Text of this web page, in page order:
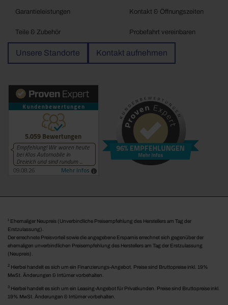
Garantieleistungen
Teile & Zubehör
Kontakt & Öffnungszeiten
Probefahrt vereinbaren
Unsere Standorte Kontakt aufnehmen
1 Ehemaliger Neupreis (Unverbindliche Preisempfehlung des Herstellers am Tag der
Erstzulassung).
Der errechnete Preisvorteil sowie die angegebene Ersparnis errechnet sich gegenüber der
ehemaligen unverbindlichen Preisempfehlung des Herstellers am Tag der Erstzulassung
(Neupreis).
2 Hierbei handelt es sich um ein Finanzierungs-Angebot. Preise sind Bruttopreise inkl. 19%
MwSt. Änderungen & Irrtümer vorbehalten.
3 Hierbei handelt es sich um ein Leasing-Angebot für Privatkunden. Preise sind Bruttopreise inkl.
19% MwSt. Änderungen & Irrtümer vorbehalten.